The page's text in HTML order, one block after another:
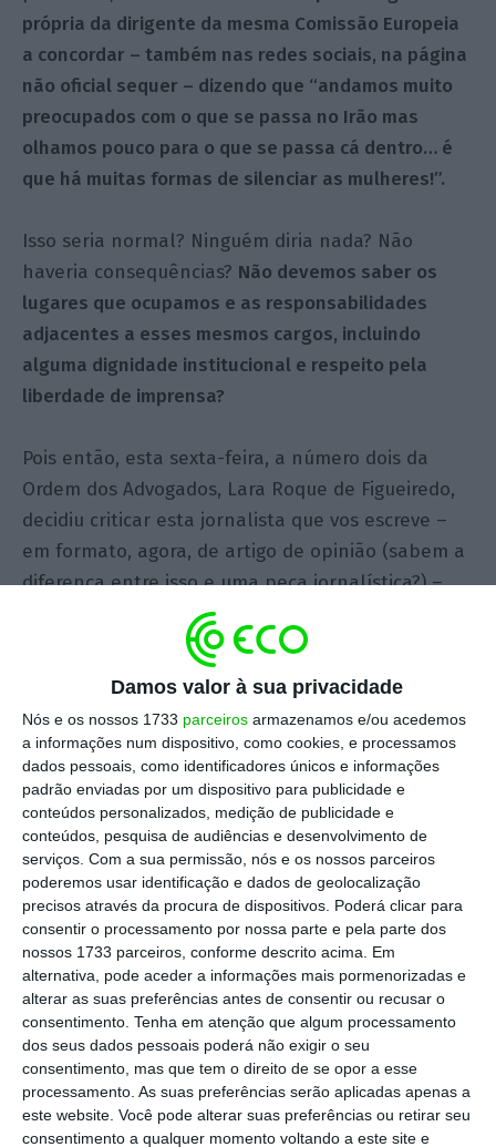
Damos valor à sua privacidade
Nós e os nossos 1733 parceiros armazenamos e/ou acedemos
a informações num dispositivo, como cookies, e processamos
dados pessoais, como identificadores únicos e informações
padrão enviadas por um dispositivo para publicidade e
conteúdos personalizados, medição de publicidade e
conteúdos, pesquisa de audiências e desenvolvimento de
serviços. Com a sua permissão, nós e os nossos parceiros
poderemos usar identificação e dados de geolocalização
precisos através da procura de dispositivos. Poderá clicar para
consentir o processamento por nossa parte e pela parte dos
nossos 1733 parceiros, conforme descrito acima. Em
alternativa, pode aceder a informações mais pormenorizadas e
alterar as suas preferências antes de consentir ou recusar o
consentimento. Tenha em atenção que algum processamento
dos seus dados pessoais poderá não exigir o seu
consentimento, mas que tem o direito de se opor a esse
processamento. As suas preferências serão aplicadas apenas a
este website. Você pode alterar suas preferências ou retirar seu
consentimento a qualquer momento voltando a este site e
própria da dirigente da mesma Comissão Europeia
a concordar – também nas redes sociais, na página
não oficial sequer – dizendo que “andamos muito
preocupados com o que se passa no Irão mas
olhamos pouco para o que se passa cá dentro… é
que há muitas formas de silenciar as mulheres!”.
Isso seria normal? Ninguém diria nada? Não
haveria consequências? Não devemos saber os
lugares que ocupamos e as responsabilidades
adjacentes a esses mesmos cargos, incluindo
alguma dignidade institucional e respeito pela
liberdade de imprensa?
Pois então, esta sexta-feira, a número dois da
Ordem dos Advogados, Lara Roque de Figueiredo,
decidiu criticar esta jornalista que vos escreve –
em formato, agora, de artigo de opinião (sabem a
diferença entre isso e uma peça jornalística?) –
por ter ousado escrever
jornalística – em que explanava a troca de recados
e críticas entre o presidente da ASAP (que
Portugal) e a bastonária da Ordem dos Advogados.
Logo veio a própria da senhora bastonária
concordar com o seu braço direito – igualmente
no facebook – dizendo, ou comparando-se, às
mulheres vítimas no Irão, dizendo que está a ser
alvo de uma tentativa de silenciamento.
Sociedades de advogados criticam Ordem e bastonária
responde
Ler Mais
Portanto, uma jornalista mulher escreveuma
peça jornalística sobre um facto que interessa aos